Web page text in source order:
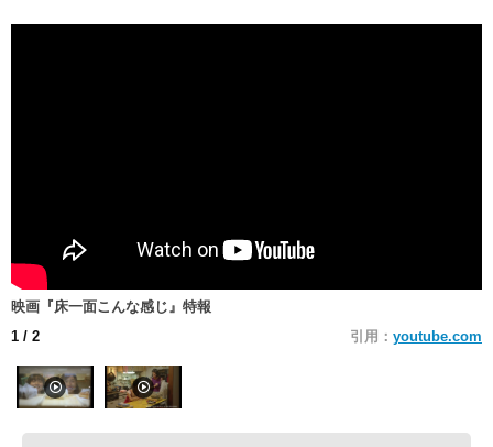
映画『床一面こんな感じ』特報
1 / 2 引用： youtube.com